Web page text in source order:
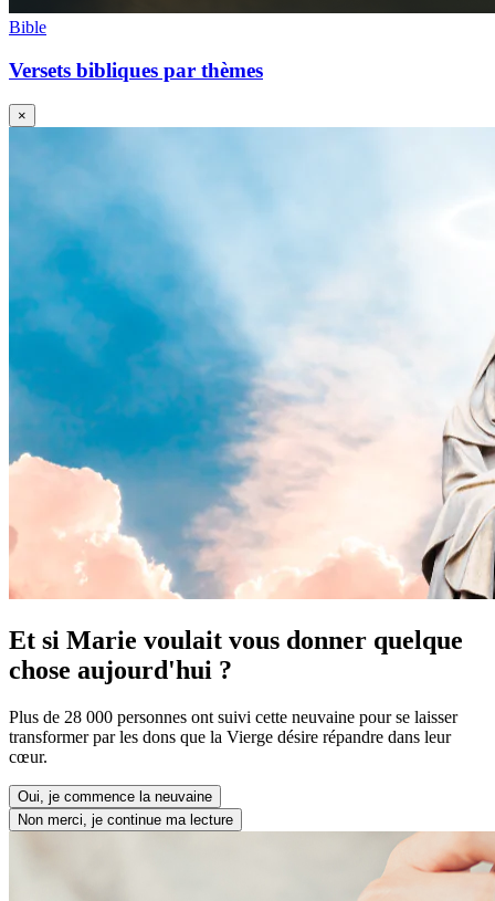
Bible
Versets bibliques par thèmes
×
Et si Marie voulait vous donner quelque
chose aujourd'hui ?
Plus de 28 000 personnes ont suivi cette neuvaine pour se laisser
transformer par les dons que la Vierge désire répandre dans leur
cœur.
Oui, je commence la neuvaine
Non merci, je continue ma lecture